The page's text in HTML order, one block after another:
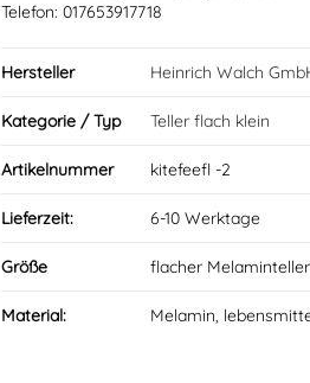
Telefon: 017653917718
Hersteller Heinrich Walch
Kategorie / Typ Teller flach klein
Artikelnummer kitefeefl -2
Lieferzeit: 6-10 Werktage
Größe flacher
Material: Melamin,